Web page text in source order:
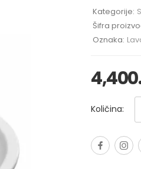
Kategorije:
Šifra
Oznaka:
Količina: